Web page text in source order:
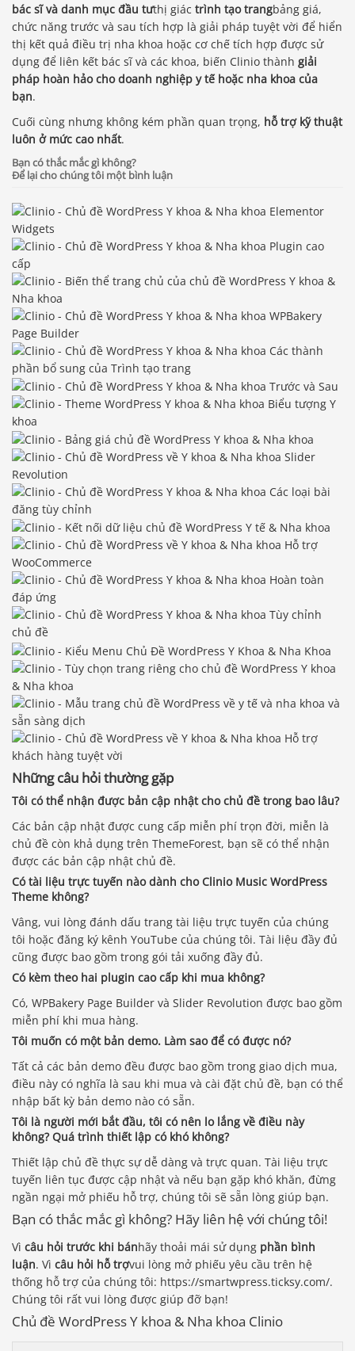
bác sĩ và danh mục đầu tưthị giác trình tạo trangbảng giá,
chức năng trước và sau tích hợp là giải pháp tuyệt vời để hiển
thị kết quả điều trị nha khoa hoặc cơ chế tích hợp được sử
dụng để liên kết bác sĩ và các khoa, biến Clinio thành giải
pháp hoàn hảo cho doanh nghiệp y tế hoặc nha khoa của
bạn.
Cuối cùng nhưng không kém phần quan trọng, hỗ trợ kỹ thuật
luôn ở mức cao nhất.
Bạn có thắc mắc gì không?
Để lại cho chúng tôi một bình luận
Những câu hỏi thường gặp
Tôi có thể nhận được bản cập nhật cho chủ đề trong bao lâu?
Các bản cập nhật được cung cấp miễn phí trọn đời, miễn là
chủ đề còn khả dụng trên ThemeForest, bạn sẽ có thể nhận
được các bản cập nhật chủ đề.
Có tài liệu trực tuyến nào dành cho Clinio Music WordPress
Theme không?
Vâng, vui lòng đánh dấu trang tài liệu trực tuyến của chúng
tôi hoặc đăng ký kênh YouTube của chúng tôi. Tài liệu đầy đủ
cũng được bao gồm trong gói tải xuống đầy đủ.
Có kèm theo hai plugin cao cấp khi mua không?
Có, WPBakery Page Builder và Slider Revolution được bao gồm
miễn phí khi mua hàng.
Tôi muốn có một bản demo. Làm sao để có được nó?
Tất cả các bản demo đều được bao gồm trong giao dịch mua,
điều này có nghĩa là sau khi mua và cài đặt chủ đề, bạn có thể
nhập bất kỳ bản demo nào có sẵn.
Tôi là người mới bắt đầu, tôi có nên lo lắng về điều này
không? Quá trình thiết lập có khó không?
Thiết lập chủ đề thực sự dễ dàng và trực quan. Tài liệu trực
tuyến liên tục được cập nhật và nếu bạn gặp khó khăn, đừng
ngần ngại mở phiếu hỗ trợ, chúng tôi sẽ sẵn lòng giúp bạn.
Bạn có thắc mắc gì không? Hãy liên hệ với chúng tôi!
Vì câu hỏi trước khi bánhãy thoải mái sử dụng phần bình
luận. Vì câu hỏi hỗ trợvui lòng mở phiếu yêu cầu trên hệ
thống hỗ trợ của chúng tôi: https://smartwpress.ticksy.com/.
Chúng tôi rất vui lòng được giúp đỡ bạn!
Chủ đề WordPress Y khoa & Nha khoa Clinio